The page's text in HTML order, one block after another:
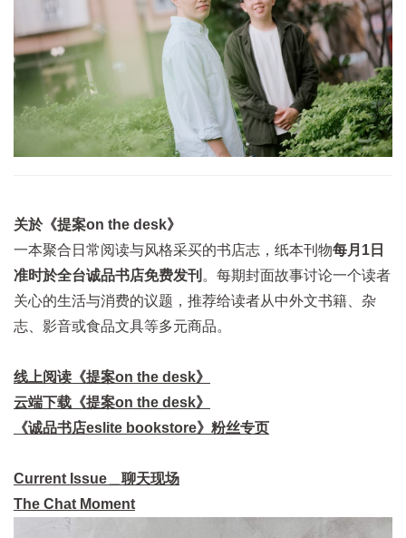
关於《提案on the desk》
一本聚合日常阅读与风格采买的书店志，纸本刊物每月1日
准时於全台诚品书店免费发刊 。每期封面故事讨论一个读者
关心的生活与消费的议题，推荐给读者从中外文书籍、杂
志、影音或食品文具等多元商品。
线上阅读《提案on the desk》
云端下载《提案on the desk》
《诚品书店eslite bookstore》粉丝专页
Current Issue＿聊天现场
The Chat Moment